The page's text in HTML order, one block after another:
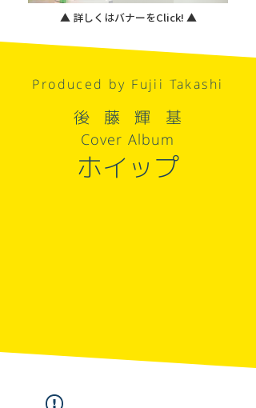
▲ 詳しくはバナーをClick! ▲
Produced by Fujii Takashi
後藤輝基
Cover Album
ホイップ